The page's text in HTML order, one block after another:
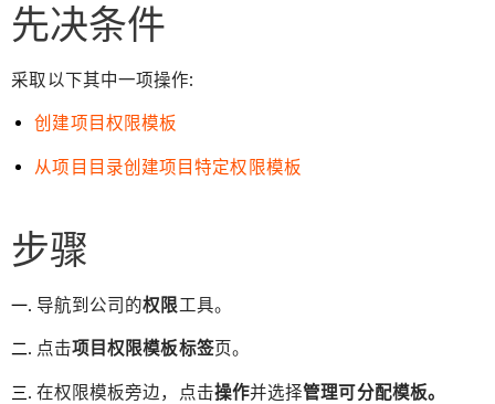
先决条件
采取以下其中一项操作:
创建项目权限模板
从项目目录创建项目特定权限模板
步骤
导航到公司的权限工具。
点击项目权限模板标签页。
在权限模板旁边，点击操作并选择管理可分配模板。